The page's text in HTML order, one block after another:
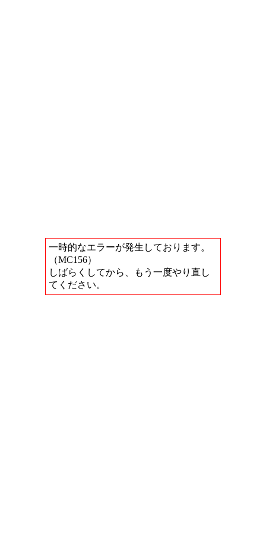
一時的なエラーが発生しております。
（MC156）
しばらくしてから、もう一度やり直し
てください。